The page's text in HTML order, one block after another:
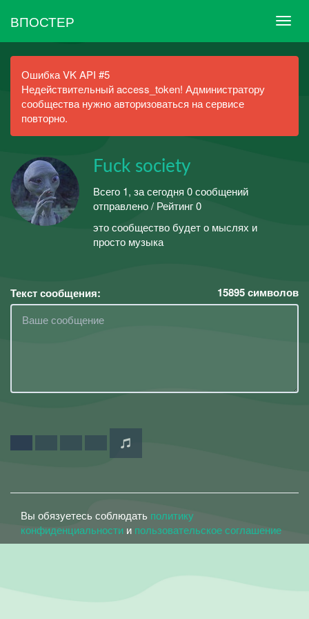
ВПОСТЕР
Ошибка VK API #5
Недействительный access_token! Администратору
сообщества нужно авторизоваться на сервисе
повторно.
Fuck society
Всего 1, за сегодня 0 сообщений
отправлено / Рейтинг 0
это сообщество будет о мыслях и
просто музыка
Текст сообщения: 15895символов
Вы обязуетесь соблюдать политику
конфиденциальности и пользовательское соглашение